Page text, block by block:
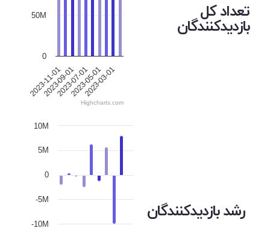
تعداد کل
بازدیدکنندگان
2023-11-01
2023-09-01
2023-07-01
2023-05-01
2023-03-01
0
50M
Highcharts.com
رشد بازدیدکنندگان
-10M
-5M
0
5M
10M